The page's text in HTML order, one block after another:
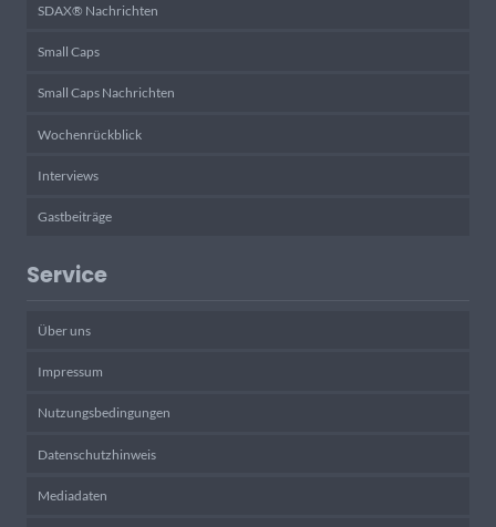
SDAX® Nachrichten
Small Caps
Small Caps Nachrichten
Wochenrückblick
Interviews
Gastbeiträge
Service
Über uns
Impressum
Nutzungsbedingungen
Datenschutzhinweis
Mediadaten